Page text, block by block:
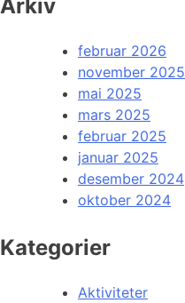
Arkiv
februar 2026
november 2025
mai 2025
mars 2025
februar 2025
januar 2025
desember 2024
oktober 2024
Kategorier
Aktiviteter